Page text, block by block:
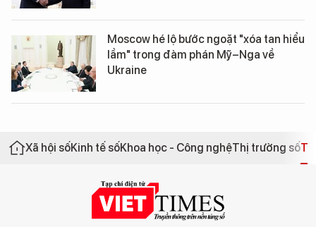
Moscow hé lộ bước ngoặt "xóa tan hiểu
lầm" trong đàm phán Mỹ–Nga về
Ukraine
Xã hội sốKinh tế sốKhoa học - Công nghệThị trường số